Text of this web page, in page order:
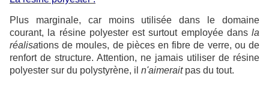
Plus marginale, car moins utilisée dans le domaine
courant, la résine polyester est surtout employée dans la
réalisations de moules, de pièces en fibre de verre, ou de
renfort de structure. Attention, ne jamais utiliser de résine
polyester sur du polystyrène, il n'aimeraitpas du tout.